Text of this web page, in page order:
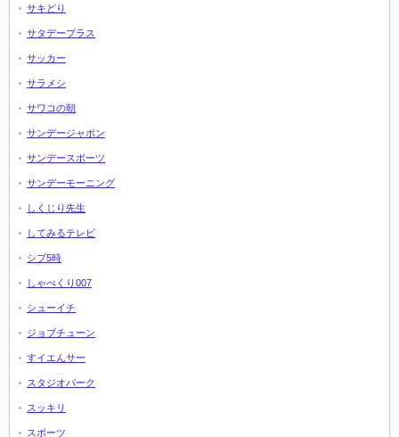
サキどり
サタデープラス
サッカー
サラメシ
サワコの朝
サンデージャポン
サンデースポーツ
サンデーモーニング
しくじり先生
してみるテレビ
シブ5時
しゃべくり007
シューイチ
ジョブチューン
すイエんサー
スタジオパーク
スッキリ
スポーツ